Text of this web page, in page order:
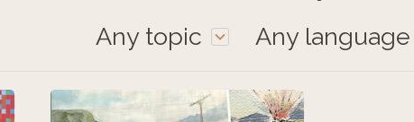
Any topic Any language